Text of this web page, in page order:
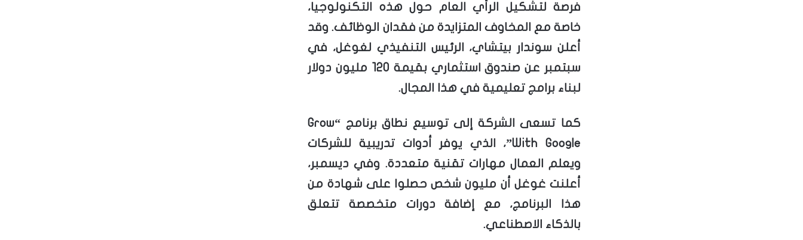
فرصة لتشكيل الرأي العام حول هذه التكنولوجيا،
خاصة مع المخاوف المتزايدة من فقدان الوظائف. وقد
أعلن سوندار بيتشاي، الرئيس التنفيذي لغوغل، في
سبتمبر عن صندوق استثماري بقيمة 120 مليون دولار
لبناء برامج تعليمية في هذا المجال.
كما تسعى الشركة إلى توسيع نطاق برنامج “Grow
With Google”، الذي يوفر أدوات تدريبية للشركات
ويعلم العمال مهارات تقنية متعددة. وفي ديسمبر،
أعلنت غوغل أن مليون شخص حصلوا على شهادة من
هذا البرنامج، مع إضافة دورات متخصصة تتعلق
بالذكاء الاصطناعي.